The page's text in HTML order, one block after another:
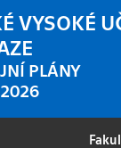
VYSOKÉ
PLÁNY